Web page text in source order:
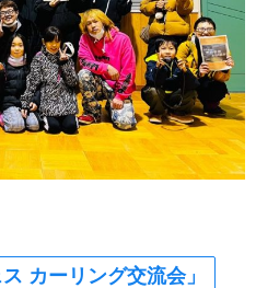
カーリング交流会」